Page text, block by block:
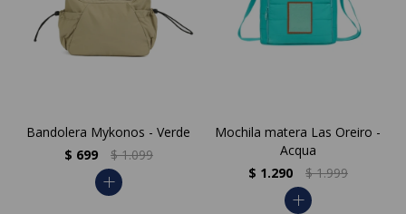
Bandolera Mykonos - Verde
$ 699 $ 1.099
add
Mochila matera Las Oreiro -
Acqua
$ 1.290 $ 1.999
add